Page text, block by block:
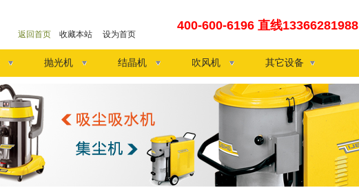
返回首页 收藏本站 设为首页
400-600-6196 直线13366281988
抛光机 结晶机 吹风机 其它设备